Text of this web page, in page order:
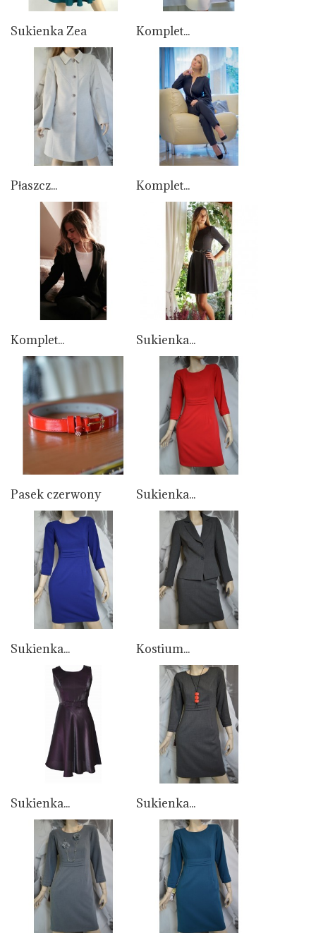
Sukienka Zea Komplet...
Płaszcz... Komplet...
Komplet... Sukienka...
Pasek czerwony Sukienka...
Sukienka... Kostium...
Sukienka... Sukienka...